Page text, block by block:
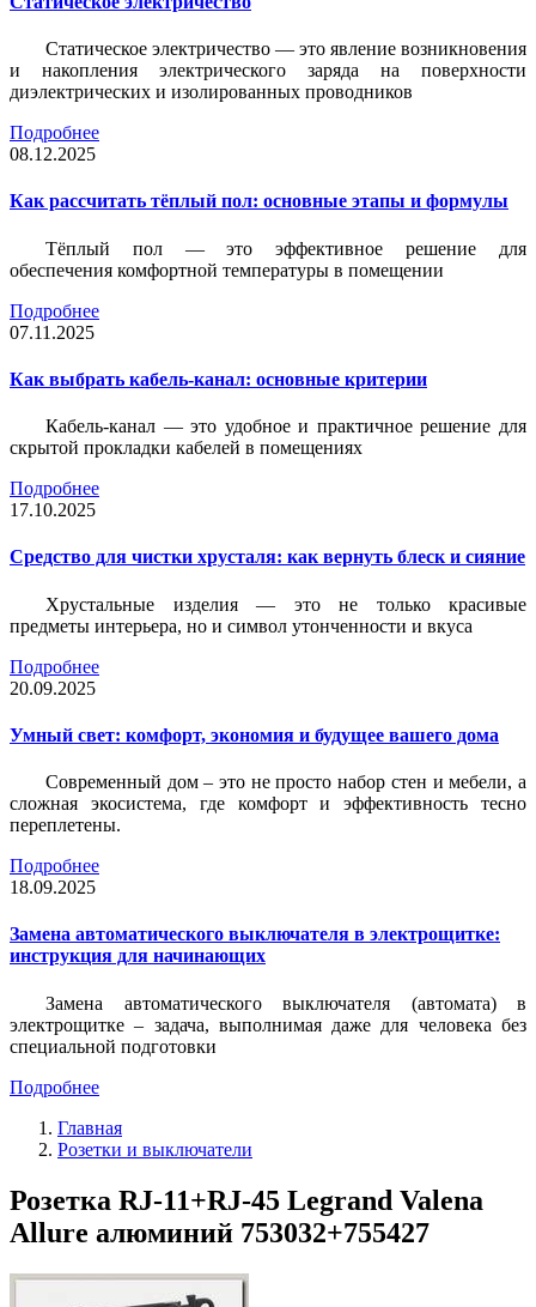
Статическое электричество — это явление возникновения
и накопления электрического заряда на поверхности
диэлектрических и изолированных проводников
Подробнее
08.12.2025
Как рассчитать тёплый пол: основные этапы и формулы
Тёплый пол — это эффективное решение для
обеспечения комфортной температуры в помещении
Подробнее
07.11.2025
Как выбрать кабель-канал: основные критерии
Кабель-канал — это удобное и практичное решение для
скрытой прокладки кабелей в помещениях
Подробнее
17.10.2025
Средство для чистки хрусталя: как вернуть блеск и сияние
Хрустальные изделия — это не только красивые
предметы интерьера, но и символ утонченности и вкуса
Подробнее
20.09.2025
Умный свет: комфорт, экономия и будущее вашего дома
Современный дом – это не просто набор стен и мебели, а
сложная экосистема, где комфорт и эффективность тесно
переплетены.
Подробнее
18.09.2025
Замена автоматического выключателя в электрощитке:
инструкция для начинающих
Замена автоматического выключателя (автомата) в
электрощитке – задача, выполнимая даже для человека без
специальной подготовки
Подробнее
Главная
Розетки и выключатели
Розетка RJ-11+RJ-45 Legrand Valena
Allure алюминий 753032+755427